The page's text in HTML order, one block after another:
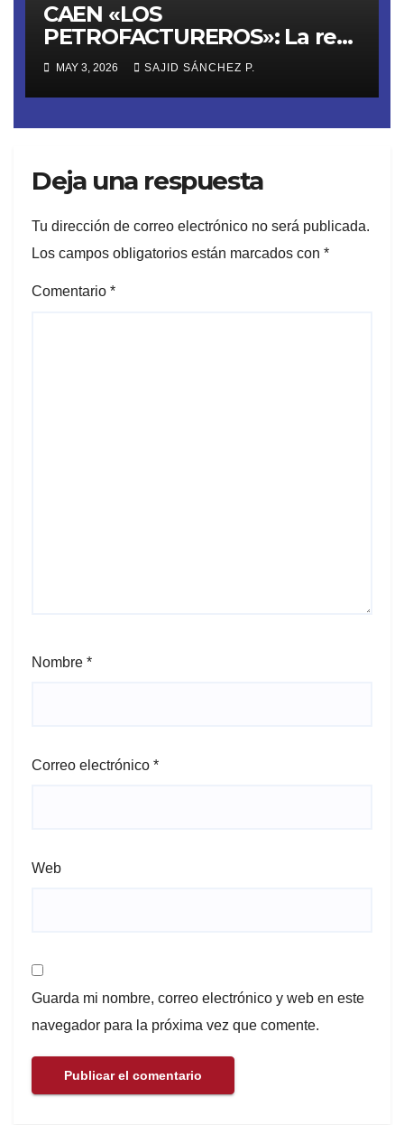
CAEN «LOS
PETROFACTUREROS»: La red
criminal que lavaba dinero
del huachicol con 40
empresas fachada
MAY 3, 2026 SAJID SÁNCHEZ P.
Deja una respuesta
Tu dirección de correo electrónico no será publicada.
Los campos obligatorios están marcados con *
Comentario *
Nombre *
Correo electrónico *
Web
Guarda mi nombre, correo electrónico y web en este
navegador para la próxima vez que comente.